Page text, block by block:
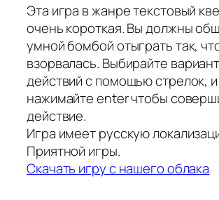
Эта игра в жанре текстовый
очень короткая. Вы должны
умной бомбой отыграть так,
взорвалась. Выбирайте
действий с помощью стрелок, и
нажимайте enter чтобы
действие.
Игра имеет русскую
Приятной игры.
Скачать игру с нашего облака